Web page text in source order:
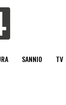
SANNIO TV